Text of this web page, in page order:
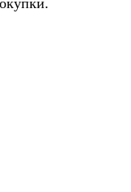
покупки.